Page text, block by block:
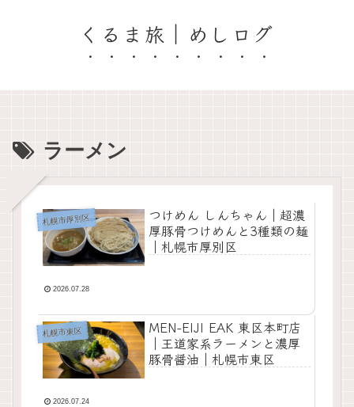
くるま旅｜めしログ
ラーメン
札幌市厚別区
つけめん しんちゃん｜超濃
厚豚骨つけめんと3種類の麺
｜札幌市厚別区
2026.07.28
札幌市東区
MEN-EIJI EAK 東区本町店
｜王道家系ラーメンと濃厚
豚骨醤油｜札幌市東区
2026.07.24